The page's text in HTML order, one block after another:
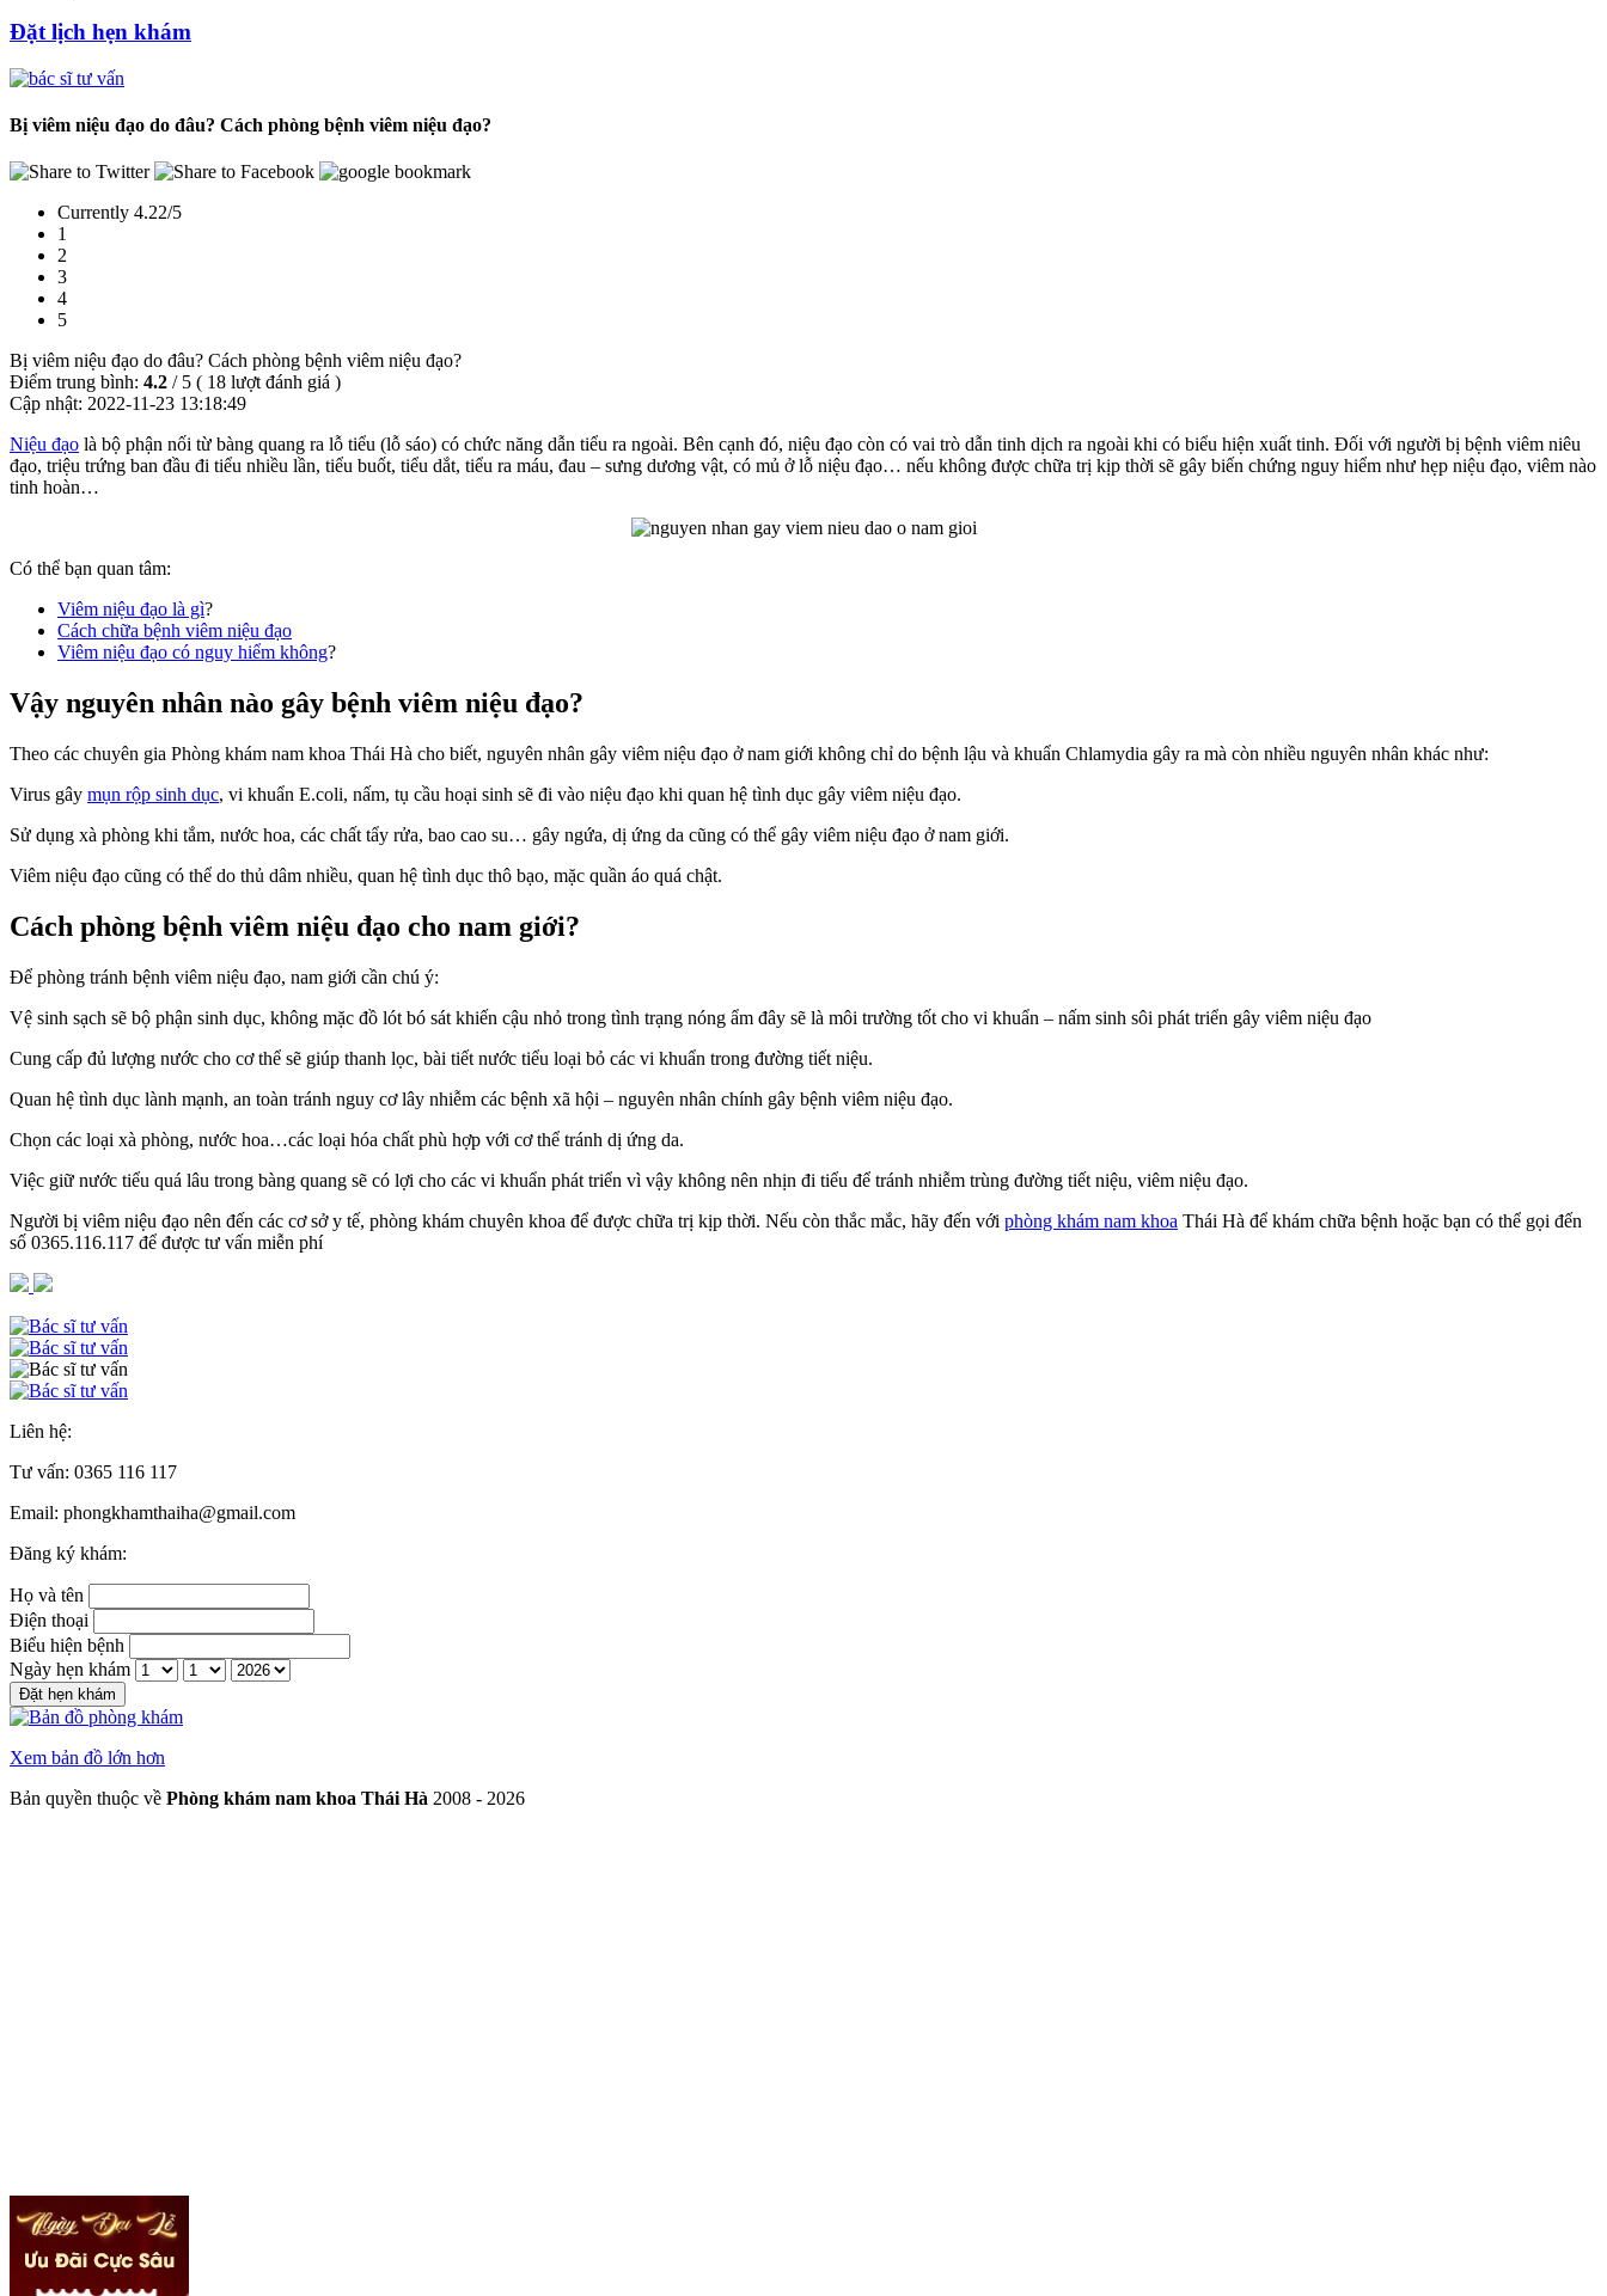
Đặt lịch hẹn khám
Bị viêm niệu đạo do đâu? Cách phòng bệnh viêm niệu đạo?
Currently 4.22/5
1
2
3
4
5
Bị viêm niệu đạo do đâu? Cách phòng bệnh viêm niệu đạo?
Điểm trung bình: 4.2 / 5 ( 18 lượt đánh giá )
Cập nhật: 2022-11-23 13:18:49
Niệu đạo là bộ phận nối từ bàng quang ra lỗ tiểu (lỗ sáo) có chức năng dẫn tiểu ra ngoài. Bên cạnh đó, niệu đạo còn có vai trò dẫn tinh dịch ra ngoài khi có biểu hiện xuất tinh. Đối với người bị bệnh viêm niêu
đạo, triệu trứng ban đầu đi tiểu nhiều lần, tiểu buốt, tiểu dắt, tiểu ra máu, đau – sưng dương vật, có mủ ở lỗ niệu đạo… nếu không được chữa trị kịp thời sẽ gây biến chứng nguy hiểm như hẹp niệu đạo, viêm nào
tinh hoàn…
Có thể bạn quan tâm:
Viêm niệu đạo là gì?
Cách chữa bệnh viêm niệu đạo
Viêm niệu đạo có nguy hiểm không?
Vậy nguyên nhân nào gây bệnh viêm niệu đạo?
Theo các chuyên gia Phòng khám nam khoa Thái Hà cho biết, nguyên nhân gây viêm niệu đạo ở nam giới không chỉ do bệnh lậu và khuẩn Chlamydia gây ra mà còn nhiều nguyên nhân khác như:
Virus gây mụn rộp sinh dục, vi khuẩn E.coli, nấm, tụ cầu hoại sinh sẽ đi vào niệu đạo khi quan hệ tình dục gây viêm niệu đạo.
Sử dụng xà phòng khi tắm, nước hoa, các chất tẩy rửa, bao cao su… gây ngứa, dị ứng da cũng có thể gây viêm niệu đạo ở nam giới.
Viêm niệu đạo cũng có thể do thủ dâm nhiều, quan hệ tình dục thô bạo, mặc quần áo quá chật.
Cách phòng bệnh viêm niệu đạo cho nam giới?
Để phòng tránh bệnh viêm niệu đạo, nam giới cần chú ý:
Vệ sinh sạch sẽ bộ phận sinh dục, không mặc đồ lót bó sát khiến cậu nhỏ trong tình trạng nóng ẩm đây sẽ là môi trường tốt cho vi khuẩn – nấm sinh sôi phát triển gây viêm niệu đạo
Cung cấp đủ lượng nước cho cơ thể sẽ giúp thanh lọc, bài tiết nước tiểu loại bỏ các vi khuẩn trong đường tiết niệu.
Quan hệ tình dục lành mạnh, an toàn tránh nguy cơ lây nhiễm các bệnh xã hội – nguyên nhân chính gây bệnh viêm niệu đạo.
Chọn các loại xà phòng, nước hoa…các loại hóa chất phù hợp với cơ thể tránh dị ứng da.
Việc giữ nước tiểu quá lâu trong bàng quang sẽ có lợi cho các vi khuẩn phát triển vì vậy không nên nhịn đi tiểu để tránh nhiễm trùng đường tiết niệu, viêm niệu đạo.
Người bị viêm niệu đạo nên đến các cơ sở y tế, phòng khám chuyên khoa để được chữa trị kịp thời. Nếu còn thắc mắc, hãy đến với phòng khám nam khoa Thái Hà để khám chữa bệnh hoặc bạn có thể gọi đến
số 0365.116.117 để được tư vấn miễn phí
Liên hệ:
Tư vấn: 0365 116 117
Email: phongkhamthaiha@gmail.com
Đăng ký khám:
Họ và tên
Điện thoại
Biểu hiện bệnh
Ngày hẹn khám
Đặt hẹn khám
Xem bản đồ lớn hơn
Bản quyền thuộc về Phòng khám nam khoa Thái Hà 2008 - 2026